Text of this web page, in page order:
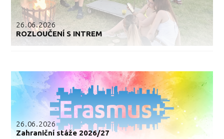
26.06.2026
ROZLOUČENÍ S INTREM
26.06.2026
Zahraniční stáže 2026/27